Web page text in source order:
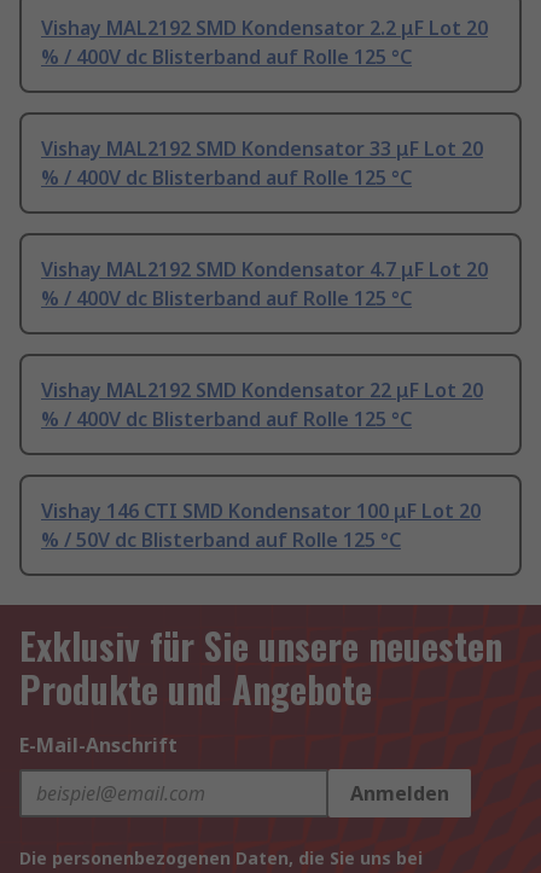
Vishay MAL2192 SMD Kondensator 2.2 μF Lot 20
% / 400V dc Blisterband auf Rolle 125 °C
Vishay MAL2192 SMD Kondensator 33 μF Lot 20
% / 400V dc Blisterband auf Rolle 125 °C
Vishay MAL2192 SMD Kondensator 4.7 μF Lot 20
% / 400V dc Blisterband auf Rolle 125 °C
Vishay MAL2192 SMD Kondensator 22 μF Lot 20
% / 400V dc Blisterband auf Rolle 125 °C
Vishay 146 CTI SMD Kondensator 100 μF Lot 20
% / 50V dc Blisterband auf Rolle 125 °C
Exklusiv für Sie unsere neuesten
Produkte und Angebote
E-Mail-Anschrift
Anmelden
Die personenbezogenen Daten, die Sie uns bei